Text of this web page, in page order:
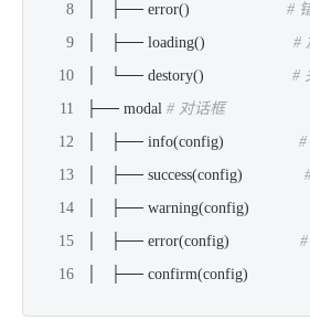
│   ├── error() #
│   ├── loading() #
│   └── destory() #
├── modal # 对话框
│   ├── info(config)
│   ├── success(config)
│   ├── warning(config)
│   ├── error(config)
│   ├── confirm(config)